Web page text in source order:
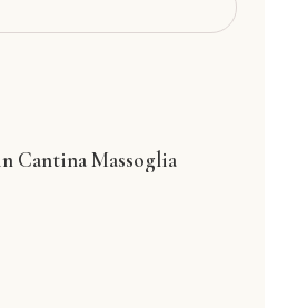
Cantina Massoglia